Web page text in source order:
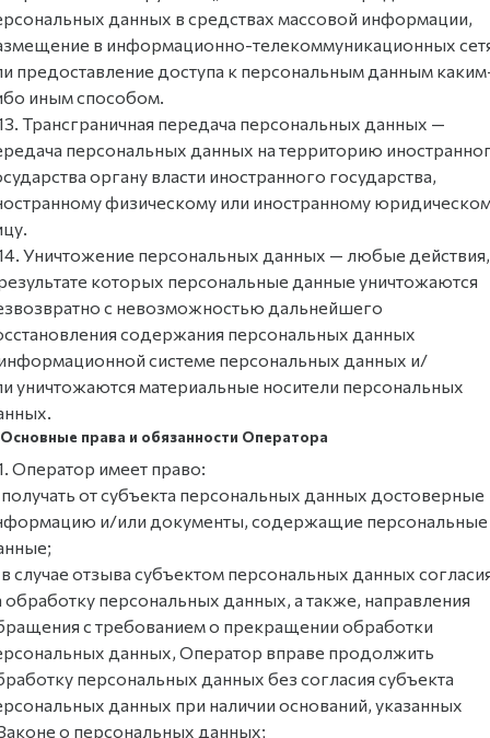
данных в средствах массовой информации,
в информационно-телекоммуникационных
предоставление доступа к персональным данным
иным способом.
Трансграничная передача персональных данных —
персональных данных на территорию
органу власти иностранного государства,
физическому или иностранному
Уничтожение персональных данных — любые действия,
которых персональные данные уничтожаются
с невозможностью дальнейшего
содержания персональных данных
системе персональных данных и/
уничтожаются материальные носители персональных
права и обязанности Оператора
Оператор имеет право:
от субъекта персональных данных достоверные
и/или документы, содержащие персональные
случае отзыва субъектом персональных данных
обработку персональных данных, а также, направления
с требованием о прекращении обработки
данных, Оператор вправе продолжить
персональных данных без согласия субъекта
данных при наличии оснований, указанных
о персональных данных;